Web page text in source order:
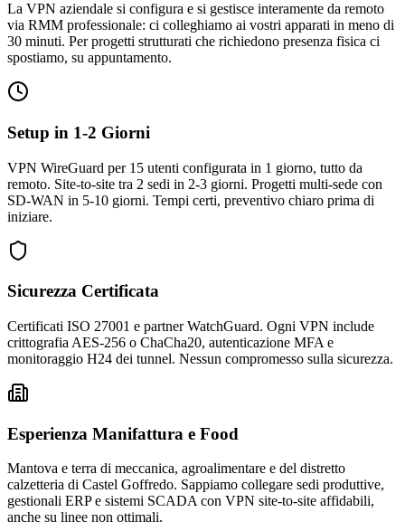
La VPN aziendale si configura e si gestisce interamente da remoto
via RMM professionale: ci colleghiamo ai vostri apparati in meno di
30 minuti. Per progetti strutturati che richiedono presenza fisica ci
spostiamo, su appuntamento.
Setup in 1-2 Giorni
VPN WireGuard per 15 utenti configurata in 1 giorno, tutto da
remoto. Site-to-site tra 2 sedi in 2-3 giorni. Progetti multi-sede con
SD-WAN in 5-10 giorni. Tempi certi, preventivo chiaro prima di
iniziare.
Sicurezza Certificata
Certificati ISO 27001 e partner WatchGuard. Ogni VPN include
crittografia AES-256 o ChaCha20, autenticazione MFA e
monitoraggio H24 dei tunnel. Nessun compromesso sulla sicurezza.
Esperienza Manifattura e Food
Mantova e terra di meccanica, agroalimentare e del distretto
calzetteria di Castel Goffredo. Sappiamo collegare sedi produttive,
gestionali ERP e sistemi SCADA con VPN site-to-site affidabili,
anche su linee non ottimali.